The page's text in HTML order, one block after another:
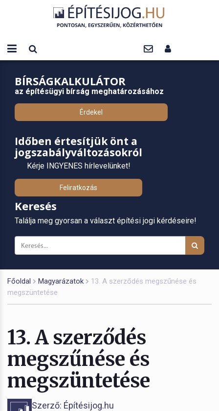
BÍRSÁGKALKULÁTOR
az építésügyi bírság meghatározásához
Érdekel
Időben értesítjük önt a
jogszabályváltozásokról
Kérje INGYENES hírlevelünket!
Feliratkozás
Keresés
Találja meg gyorsan a választ építési jogi kérdéseire!
Főoldal Magyarázatok
13. A szerződés megszűnése és
megszüntetése
13. A szerződés
megszűnése és
megszüntetése
Szerző: Építésijog.hu